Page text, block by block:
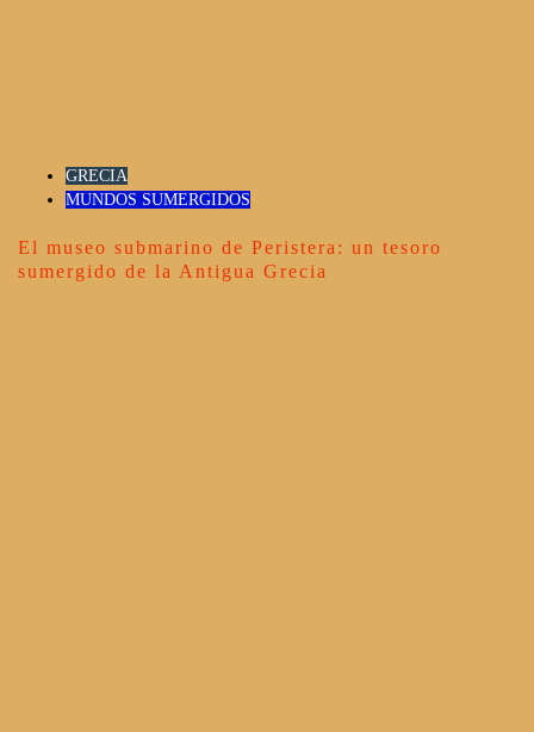
GRECIA
MUNDOS SUMERGIDOS
El museo submarino de Peristera: un tesoro
sumergido de la Antigua Grecia